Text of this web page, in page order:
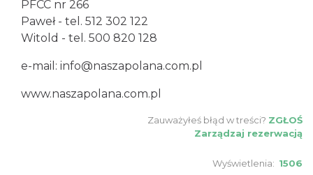
PFCC nr 266
Paweł - tel. 512 302 122
Witold - tel. 500 820 128
e-mail: info@naszapolana.com.pl
www.naszapolana.com.pl
Zauważyłeś błąd w treści? ZGŁOŚ
Zarządzaj rezerwacją
Wyświetlenia: 1506